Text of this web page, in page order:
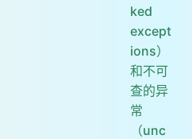
ked
except
ions）
和不可
查的异
常
（unc